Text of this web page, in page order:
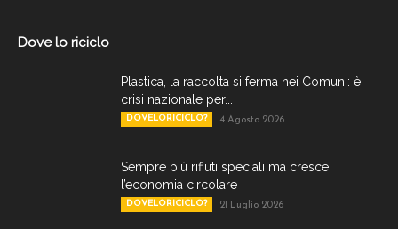
Dove lo riciclo
Plastica, la raccolta si ferma nei Comuni: è
crisi nazionale per...
DOVELORICICLO? 4 Agosto 2026
Sempre più rifiuti speciali ma cresce
l’economia circolare
DOVELORICICLO? 21 Luglio 2026